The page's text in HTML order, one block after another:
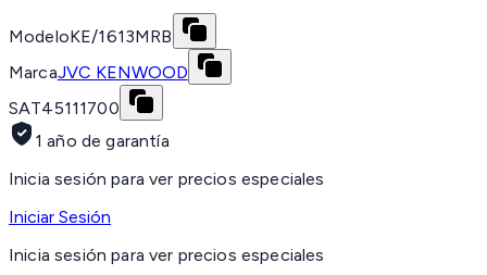
ModeloKE/1613MRB
MarcaJVC KENWOOD
SAT45111700
1 año de garantía
Inicia sesión para ver precios especiales
Iniciar Sesión
Inicia sesión para ver precios especiales